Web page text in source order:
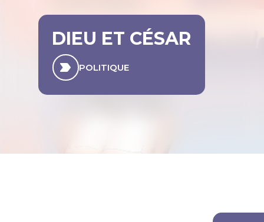
DIEU ET CÉSAR
POLITIQUE